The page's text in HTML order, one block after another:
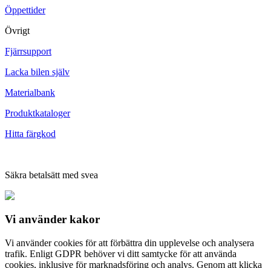
Öppettider
Övrigt
Fjärrsupport
Lacka bilen själv
Materialbank
Produktkataloger
Hitta färgkod
Säkra betalsätt med svea
Vi använder kakor
Vi använder cookies för att förbättra din upplevelse och analysera
trafik. Enligt GDPR behöver vi ditt samtycke för att använda
cookies, inklusive för marknadsföring och analys. Genom att klicka